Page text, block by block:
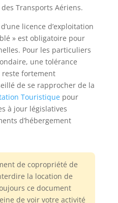
Transports Aériens.
licence d’exploitation
» est obligatoire pour
Pour les particuliers
une tolérance
reste fortement
de se rapprocher de la
Touristiquepour
à jour législatives
d’hébergement
de copropriété de
la location de
ce document
de voir votre activité